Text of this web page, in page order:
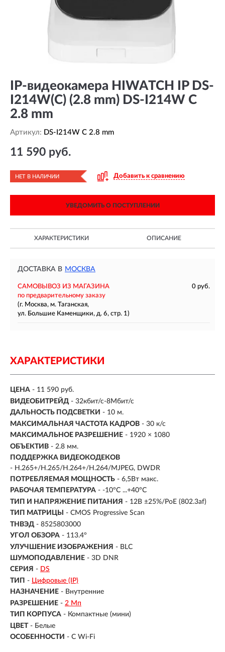
IP-видеокамера HIWATCH IP DS-
I214W(С) (2.8 mm) DS-I214W C
2.8 mm
Артикул: DS-I214W C 2.8 mm
11 590 руб.
НЕТ В НАЛИЧИИ Добавить к сравнению
УВЕДОМИТЬ О ПОСТУПЛЕНИИ
ХАРАКТЕРИСТИКИ ОПИСАНИЕ
ДОСТАВКА В МОСКВА
САМОВЫВОЗ ИЗ МАГАЗИНА
0 руб.
по предварительному заказу
(г. Москва, м. Таганская,
ул. Большие Каменщики, д. 6, стр. 1)
ХАРАКТЕРИСТИКИ
ЦЕНА - 11 590 руб.
ВИДЕОБИТРЕЙД - 32кбит/с-8Мбит/с
ДАЛЬНОСТЬ ПОДСВЕТКИ - 10 м.
МАКСИМАЛЬНАЯ ЧАСТОТА КАДРОВ - 30 к/с
МАКСИМАЛЬНОЕ РАЗРЕШЕНИЕ - 1920 × 1080
ОБЪЕКТИВ - 2.8 мм.
ПОДДЕРЖКА ВИДЕОКОДЕКОВ
- H.265+/H.265/H.264+/H.264/MJPEG, DWDR
ПОТРЕБЛЯЕМАЯ МОЩНОСТЬ - 6,5Вт макс.
РАБОЧАЯ ТЕМПЕРАТУРА - -10°C ...+40°C
ТИП И НАПРЯЖЕНИЕ ПИТАНИЯ - 12В ±25%/PoE (802.3af)
ТИП МАТРИЦЫ
- CMOS Progressive Scan
ТНВЭД - 8525803000
УГОЛ ОБЗОРА - 113.4°
УЛУЧШЕНИЕ ИЗОБРАЖЕНИЯ - BLC
ШУМОПОДАВЛЕНИЕ - 3D DNR
СЕРИЯ - DS
ТИП - Цифровые (IP)
НАЗНАЧЕНИЕ - Внутренние
РАЗРЕШЕНИЕ - 2 Мп
ТИП КОРПУСА - Компактные (мини)
ЦВЕТ - Белые
ОСОБЕННОСТИ - С Wi-Fi